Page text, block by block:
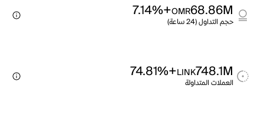
68.86M
OMR
+7.14%
حجم التداول (24 ساعة)
748.1M
LINK
+74.81%
العملات المتداولة